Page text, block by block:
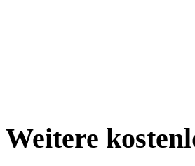
Weitere